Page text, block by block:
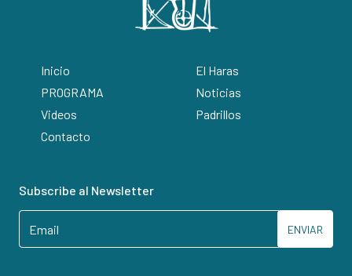
Inicio
El Haras
PROGRAMA
Noticias
Videos
Padrillos
Contacto
Subscribe al Newsletter
ENVIAR